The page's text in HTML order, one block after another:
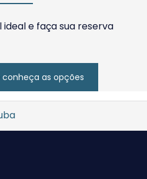
e faça sua reserva
conheça as opções